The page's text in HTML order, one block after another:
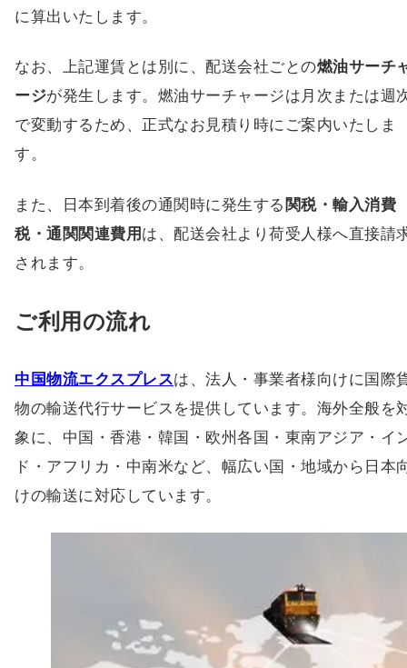
に算出いたします。
なお、上記運賃とは別に、配送会社ごとの燃油サーチ
ージが発生します。燃油サーチャージは月次または週
で変動するため、正式なお見積り時にご案内いたしま
す。
また、日本到着後の通関時に発生する 関税・輸入消費
税・通関関連費用 は、配送会社より荷受人様へ直接請
されます。
ご利用の流れ
中国物流エクスプレスは、法人・事業者様向けに国際
物の輸送代行サービスを提供しています。海外全般を
象に、中国・香港・韓国・欧州各国・東南アジア・イ
ド・アフリカ・中南米など、幅広い国・地域から日本
けの輸送に対応しています。